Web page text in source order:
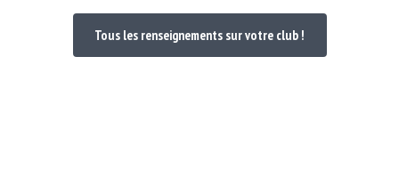
Tous les renseignements sur votre club !